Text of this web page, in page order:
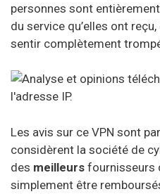
personnes sont entièrement
du service qu’elles ont
sentir complètement
Les avis sur ce VPN sont
considèrent la société de
des meilleurs fournisseurs
simplement être